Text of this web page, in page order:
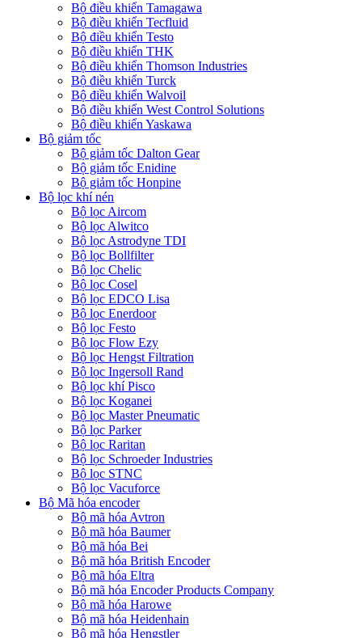
Bộ điều khiển Tamagawa
Bộ điều khiển Tecfluid
Bộ điều khiển Testo
Bộ điều khiển THK
Bộ điều khiển Thomson Industries
Bộ điều khiển Turck
Bộ điều khiển Walvoil
Bộ điều khiển West Control Solutions
Bộ điều khiển Yaskawa
Bộ giảm tốc
Bộ giảm tốc Dalton Gear
Bộ giảm tốc Enidine
Bộ giảm tốc Honpine
Bộ lọc khí nén
Bộ lọc Aircom
Bộ lọc Alwitco
Bộ lọc Astrodyne TDI
Bộ lọc Bollfilter
Bộ lọc Chelic
Bộ lọc Cosel
Bộ lọc EDCO Lisa
Bộ lọc Enerdoor
Bộ lọc Festo
Bộ lọc Flow Ezy
Bộ lọc Hengst Filtration
Bộ lọc Ingersoll Rand
Bộ lọc khí Pisco
Bộ lọc Koganei
Bộ lọc Master Pneumatic
Bộ lọc Parker
Bộ lọc Raritan
Bộ lọc Schroeder Industries
Bộ lọc STNC
Bộ lọc Vacuforce
Bộ Mã hóa encoder
Bộ mã hóa Avtron
Bộ mã hóa Baumer
Bộ mã hóa Bei
Bộ mã hóa British Encoder
Bộ mã hóa Eltra
Bộ mã hóa Encoder Products Company
Bộ mã hóa Harowe
Bộ mã hóa Heidenhain
Bộ mã hóa Hengstler